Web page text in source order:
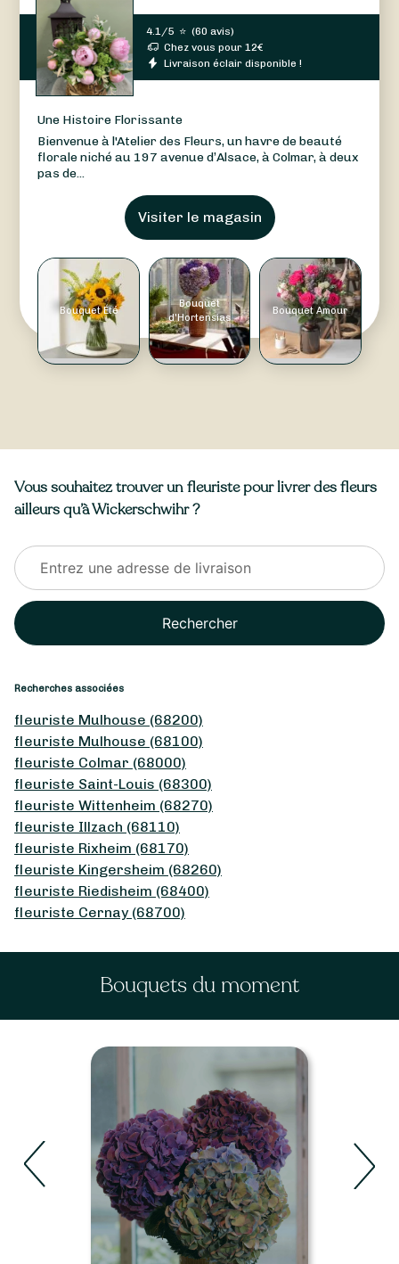
4.1/5 ⭐ (60 avis)
Chez vous pour12€
Livraison éclair disponible !
Une Histoire Florissante
Bienvenue à l'Atelier des Fleurs, un havre de beauté
florale niché au 197 avenue d’Alsace, à Colmar, à deux
pas de...
Visiter le magasin
Bouquet Été
Bouquet
d'Hortensias
Bouquet Amour
Vous souhaitez trouver un fleuriste pour livrer des fleurs
ailleurs qu’à Wickerschwihr ?
Rechercher
Recherches associées
fleuriste Mulhouse (68200)
fleuriste Mulhouse (68100)
fleuriste Colmar (68000)
fleuriste Saint-Louis (68300)
fleuriste Wittenheim (68270)
fleuriste Illzach (68110)
fleuriste Rixheim (68170)
fleuriste Kingersheim (68260)
fleuriste Riedisheim (68400)
fleuriste Cernay (68700)
Bouquets du moment